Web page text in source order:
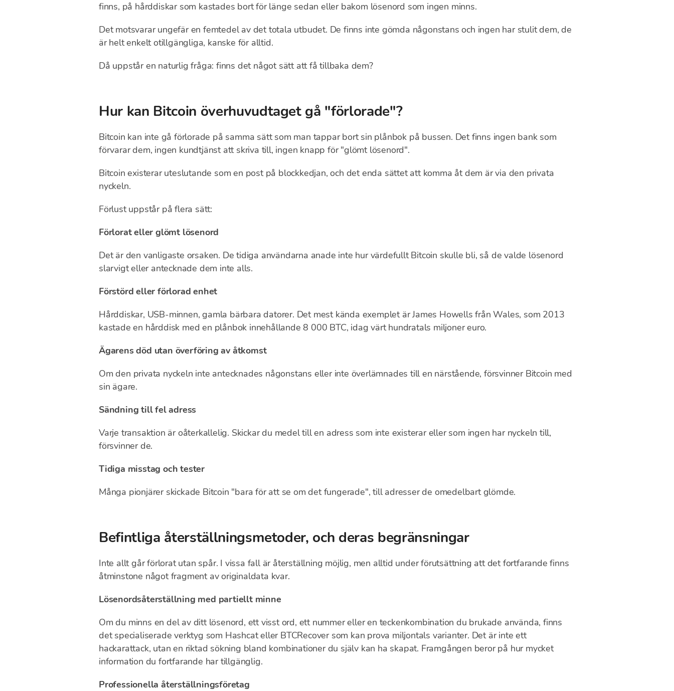
finns, på hårddiskar som kastades bort för länge sedan eller bakom lösenord som ingen minns.
Det motsvarar ungefär en femtedel av det totala utbudet. De finns inte gömda någonstans och ingen har stulit dem, de
är helt enkelt otillgängliga, kanske för alltid.
Då uppstår en naturlig fråga: finns det något sätt att få tillbaka dem?
Hur kan Bitcoin överhuvudtaget gå "förlorade"?
Bitcoin kan inte gå förlorade på samma sätt som man tappar bort sin plånbok på bussen. Det finns ingen bank som
förvarar dem, ingen kundtjänst att skriva till, ingen knapp för "glömt lösenord".
Bitcoin existerar uteslutande som en post på blockkedjan, och det enda sättet att komma åt dem är via den privata
nyckeln.
Förlust uppstår på flera sätt:
Förlorat eller glömt lösenord
Det är den vanligaste orsaken. De tidiga användarna anade inte hur värdefullt Bitcoin skulle bli, så de valde lösenord
slarvigt eller antecknade dem inte alls.
Förstörd eller förlorad enhet
Hårddiskar, USB-minnen, gamla bärbara datorer. Det mest kända exemplet är James Howells från Wales, som 2013
kastade en hårddisk med en plånbok innehållande 8 000 BTC, idag värt hundratals miljoner euro.
Ägarens död utan överföring av åtkomst
Om den privata nyckeln inte antecknades någonstans eller inte överlämnades till en närstående, försvinner Bitcoin med
sin ägare.
Sändning till fel adress
Varje transaktion är oåterkallelig. Skickar du medel till en adress som inte existerar eller som ingen har nyckeln till,
försvinner de.
Tidiga misstag och tester
Många pionjärer skickade Bitcoin "bara för att se om det fungerade", till adresser de omedelbart glömde.
Befintliga återställningsmetoder, och deras begränsningar
Inte allt går förlorat utan spår. I vissa fall är återställning möjlig, men alltid under förutsättning att det fortfarande finns
åtminstone något fragment av originaldata kvar.
Lösenordsåterställning med partiellt minne
Om du minns en del av ditt lösenord, ett visst ord, ett nummer eller en teckenkombination du brukade använda, finns
det specialiserade verktyg som Hashcat eller BTCRecover som kan prova miljontals varianter. Det är inte ett
hackarattack, utan en riktad sökning bland kombinationer du själv kan ha skapat. Framgången beror på hur mycket
information du fortfarande har tillgänglig.
Professionella återställningsföretag